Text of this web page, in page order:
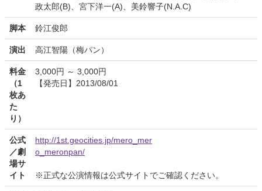
政太郎(B)、宮下洋一(A)、美鈴響子(N.A.C)
脚本 鈴江俊郎
演出 高江智陽（梅パン）
料金
（1
枚あ
た
り）
3,000円 ～ 3,000円
【発売日】2013/08/01
公式
／劇
場サ
イト
http://1st.geocities.jp/mero_mer
o_meronpan/
※正式な公演情報は公式サイトでご確認ください。